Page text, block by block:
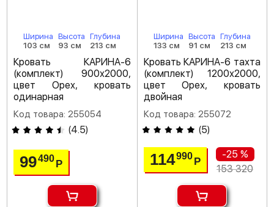
Ширина
103 см
Высота
93 см
Глубина
213 см
Кровать КАРИНА-6
(комплект) 900х2000,
цвет Орех, кровать
одинарная
Код товара: 255054
(4.5)
99490Р
Ширина
133 см
Высота
91 см
Глубина
213 см
Кровать КАРИНА-6 тахта
(комплект) 1200х2000,
цвет Орех, кровать
двойная
Код товара: 255072
(5)
114990 Р
-25 %
153 320